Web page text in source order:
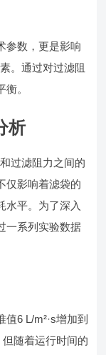
参数，更是影响
。通过对过滤阻
。
析
过滤阻力之间的
仅影响着滤袋的
水平。为了深入
一系列实验数据
6 L/m²·s增加到
但随着运行时间的